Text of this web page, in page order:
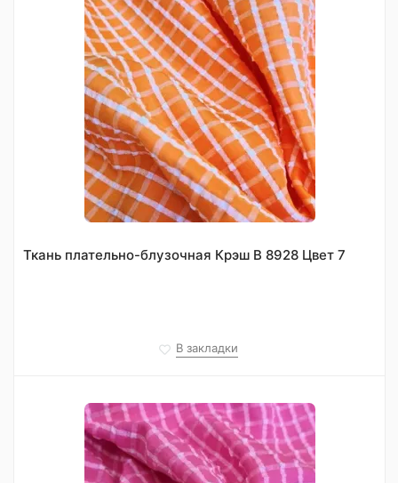
Ткань плательно-блузочная Крэш В 8928 Цвет 7
В закладки